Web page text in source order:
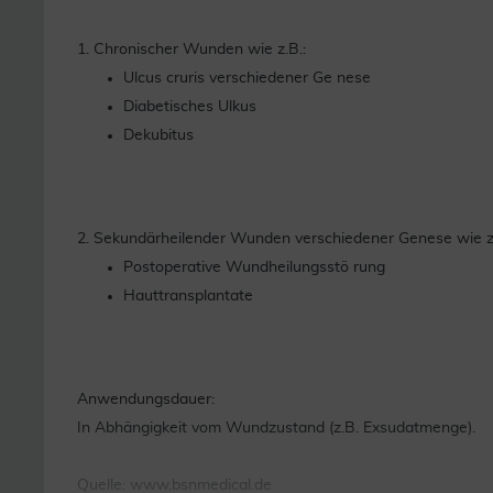
1. Chronischer Wunden wie z.B.:
Ulcus cruris verschiedener Ge nese
Diabetisches Ulkus
Dekubitus
2. Sekundärheilender Wunden verschiedener Genese wie
Postoperative Wundheilungsstö rung
Hauttransplantate
Anwendungsdauer:
In Abhängigkeit vom Wundzustand (z.B. Exsudatmenge).
Quelle: www.bsnmedical.de